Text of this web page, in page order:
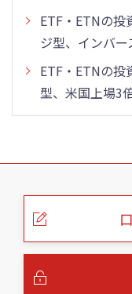
ETF・ETNの投
ジ型、インバ
ETF・ETNの
型、米国上場3
こ